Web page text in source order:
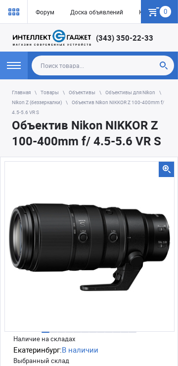
Форум Доска объявлений Как купить
0
(343) 350-22-33
Главная Товары Объективы
Объективы для Nikon
Nikon Z (беззеркалки)
Объектив Nikon NIKKOR Z 100-400mm f/
4.5-5.6 VR S
Объектив Nikon NIKKOR Z
100-400mm f/ 4.5-5.6 VR S
Наличие на складах
Екатеринбург:В наличии
Выбранный склад